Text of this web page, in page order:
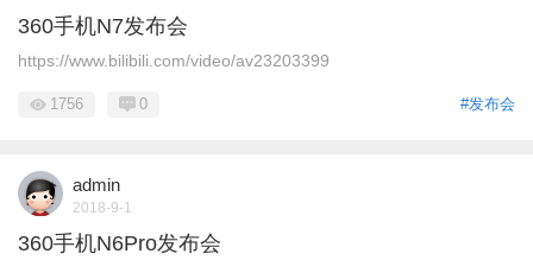
360手机N7发布会
https://www.bilibili.com/video/av23203399
#发布会
1756 0
admin
2018-9-1
360手机N6Pro发布会